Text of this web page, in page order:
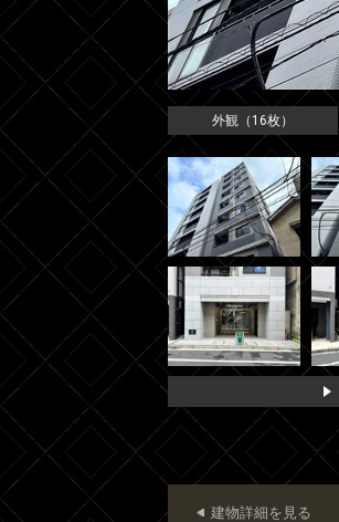
外観（16枚）
建物詳細を見る